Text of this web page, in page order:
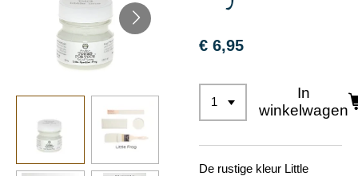
€ 6,95
In
winkelwagen
De rustige kleur Little